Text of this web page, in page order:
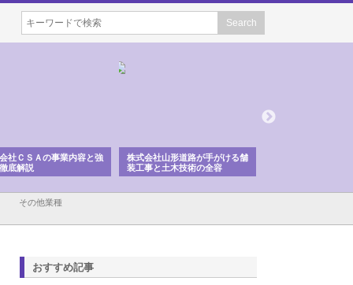
社ＣＳＡの事業内容と強
底解説
株式会社山形道路が手がける舗
装工事と土木技術の全容
その他業種
おすすめ記事